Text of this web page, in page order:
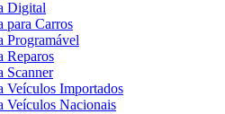
Digital
para Carros
Programável
Reparos
Scanner
Veículos Importados
Veículos Nacionais